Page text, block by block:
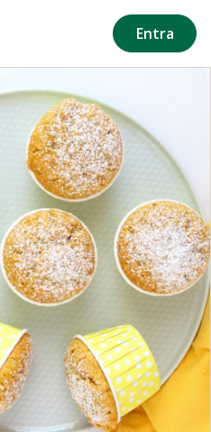
Entra